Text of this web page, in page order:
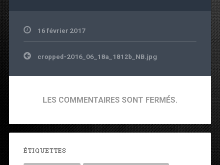
16 février 2017
Navigation de l’article
cropped-2016_06_18a_1812b_NB.jpg
LES COMMENTAIRES SONT FERMÉS.
ÉTIQUETTES